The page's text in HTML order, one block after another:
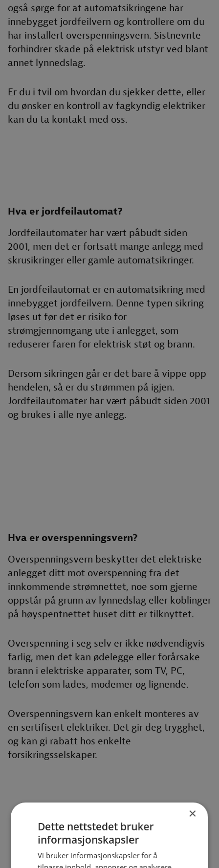
også sørge for at automatsikringene har
innebygget jordfeilvern og kontrollere om du
har installert overspenningsvern. Sistnevnte
forhindrer skade på elektrisk utstyr ved blant
annet lynnedslag.
Er du i tvil om hvordan du sjekker dette, eller
du ønsker en kontroll av fagkyndig elektriker
kan du ta kontakt med oss.
Hva er jordfeilautomat?
Jordfeilautomater har vært påbudt siden
2001, men det er fortsatt mange anlegg med
skrusikringer eller gamle automatsikringer.
En jordfeilautomat er en automatsikring med
innebygget jordfeilvern. Denne typen sikring
løses ut før det er risiko for
strømgjennomgang ute i anlegget, som
reduserer faren for elektrisk støt og brann.
Dersom sikringen går er det bare å vippe opp
hendelen, så er du strømmen på igjen.
Jordfeilautomater har vært påbudt siden 2001
og brukes i alle nye anlegg.
Hva er overspenningsvern?
Overspenningsvern beskytter det elektriske
anlegget ditt mot overspenning fra det
innkommende strømnettet, noe som gjerne
oppstår på grunn av lynnedslag eller koblinger
på høyspentnettet huset ditt er tilknyttet.
Overspenning i seg selv er ikke nødvendigvis
farlig, men det kan ødelegge eller forårsake
brann i elektriske apparater, som TV, PC,
telefon som lades, modemer og lignende.
Overspenningsvern kan enkelt monteres av
en sertifisert elektriker. Det gir deg trygghet,
og kan gi rabatt hos enkelte
forsikringsselskaper.
×
Dette nettstedet bruker
informasjonskapsler
Vi bruker informasjonskapsler for å